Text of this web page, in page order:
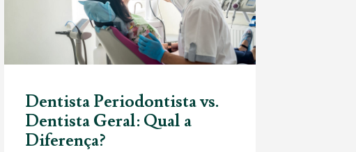
Dentista Periodontista vs.
Dentista Geral: Qual a
Diferença?